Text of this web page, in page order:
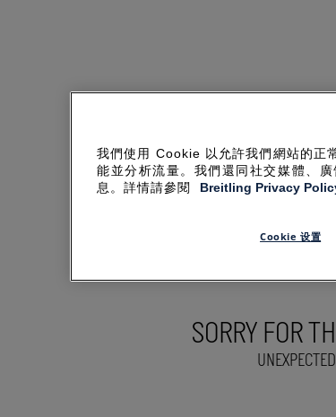
SORRY FOR
我們使用 Cookie 以允許我們網站的正
能並分析流量。我們還同社交媒體、
息。詳情請參閱
Breitling Privacy
Cookie 设置